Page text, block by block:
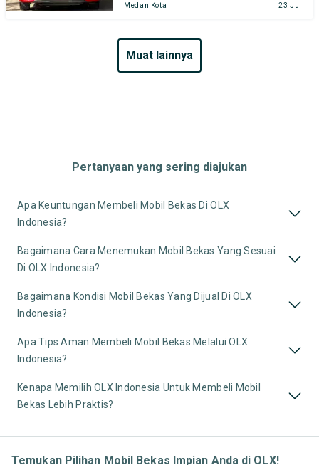
Medan Kota 23 Jul
muat lainnya
Pertanyaan yang sering diajukan
Apa Keuntungan Membeli Mobil Bekas Di OLX
Indonesia?
Bagaimana Cara Menemukan Mobil Bekas Yang Sesuai
Di OLX Indonesia?
Bagaimana Kondisi Mobil Bekas Yang Dijual Di OLX
Indonesia?
Apa Tips Aman Membeli Mobil Bekas Melalui OLX
Indonesia?
Kenapa Memilih OLX Indonesia Untuk Membeli Mobil
Bekas Lebih Praktis?
Temukan Pilihan Mobil Bekas Impian Anda di OLX!